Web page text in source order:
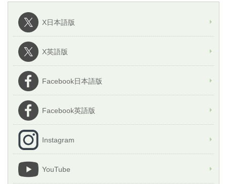
X日本語版
X英語版
Facebook日本語版
Facebook英語版
Instagram
YouTube